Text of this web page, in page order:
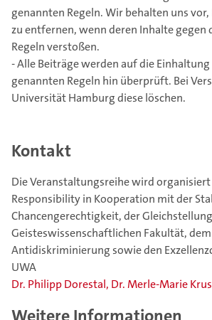
genannten Regeln. Wir behalten uns
zu entfernen, wenn deren Inhalte gegen
Regeln verstoßen.
- Alle Beiträge werden auf die
genannten Regeln hin überprüft. Bei
Universität Hamburg diese löschen.
Kontakt
Die Veranstaltungsreihe wird
Responsibility in Kooperation mit der
Chancengerechtigkeit, der
Geisteswissenschaftlichen Fakultät,
Antidiskriminierung sowie den
UWA
Dr. Philipp Dorestal, Dr. Merle-Marie